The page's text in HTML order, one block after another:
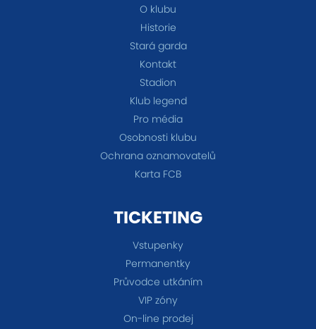
O klubu
Historie
Stará garda
Kontakt
Stadion
Klub legend
Pro média
Osobnosti klubu
Ochrana oznamovatelů
Karta FCB
TICKETING
Vstupenky
Permanentky
Průvodce utkáním
VIP zóny
On-line prodej